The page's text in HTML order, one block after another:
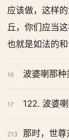
应该做，这样
丘，你们应当
也就是如法的和
16 波婆喇那种
17 122. 波婆
213
那时，世